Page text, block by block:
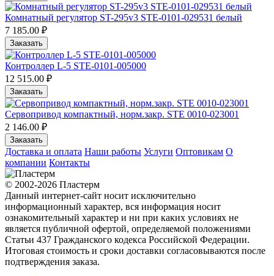
Комнатный регулятор ST-295v3 STE-0101-029531 белый
7 185.00 ₽
Заказать
Контроллер L-5 STE-0101-005000
12 515.00 ₽
Заказать
Сервопривод компактный, норм.закр. STE 0010-023001
2 146.00 ₽
Заказать
Доставка и оплата Наши работы Услуги Оптовикам О
компании Контакты
© 2002-2026 Пластерм
Данный интернет-сайт носит исключительно
информационный характер, вся информация носит
ознакомительный характер и ни при каких условиях не
является публичной офертой, определяемой положениями
Статьи 437 Гражданского кодекса Российской Федерации.
Итоговая стоимость и сроки доставки согласовываются после
подтверждения заказа.